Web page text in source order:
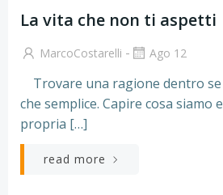
La vita che non ti aspetti
MarcoCostarelli - Ago 12
Trovare una ragione dentro se
che semplice. Capire cosa siamo
propria […]
read more